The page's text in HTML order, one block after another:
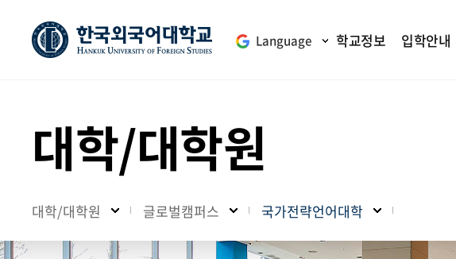
Language 학교정보 입학안내
대학/대학원
대학/대학원 글로벌캠퍼스 국가전략언어대학